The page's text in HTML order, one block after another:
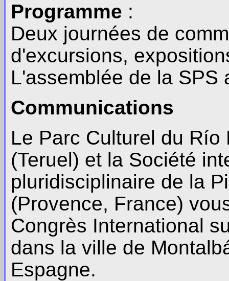
Programme :
Deux journées de
d'excursions,
L'assemblée de la SPS
Communications
Le Parc Culturel du
(Teruel) et la Société
pluridisciplinaire de la
(Provence, France)
Congrès International
dans la ville de
Espagne.